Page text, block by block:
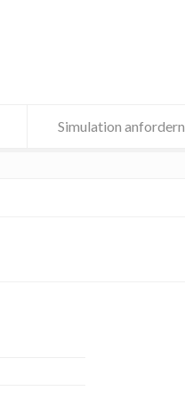
Simulation anfordern